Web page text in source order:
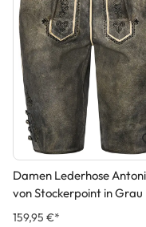
Damen Lederhose
von Stockerpoint in Grau
159,95 €*